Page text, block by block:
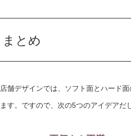
まとめ
店舗デザインでは、ソフト面とハード
ます。ですので、次の5つのアイデア